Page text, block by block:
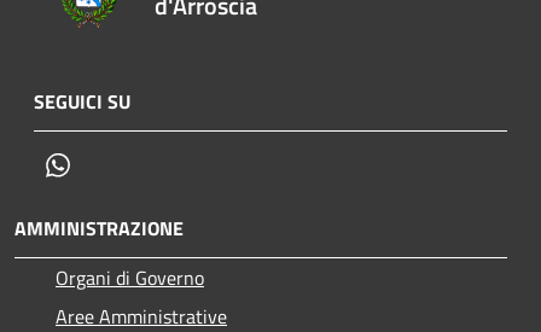
SEGUICI SU
AMMINISTRAZIONE
Organi di Governo
Aree Amministrative